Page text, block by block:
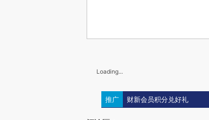
Loading...
推广 财新会员积分兑好礼